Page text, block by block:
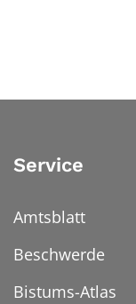
Service
Amtsblatt
Beschwerde
Bistums-Atlas